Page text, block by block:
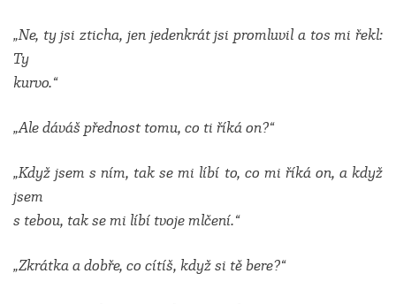
„Ne, ty jsi zticha, jen jedenkrát jsi promluvil a tos mi řekl:
Ty
kurvo.“
„Ale dáváš přednost tomu, co ti říká on?“
„Když jsem s ním, tak se mi líbí to, co mi říká on, a když
jsem
s tebou, tak se mi líbí tvoje mlčení.“
„Zkrátka a dobře, co cítíš, když si tě bere?“